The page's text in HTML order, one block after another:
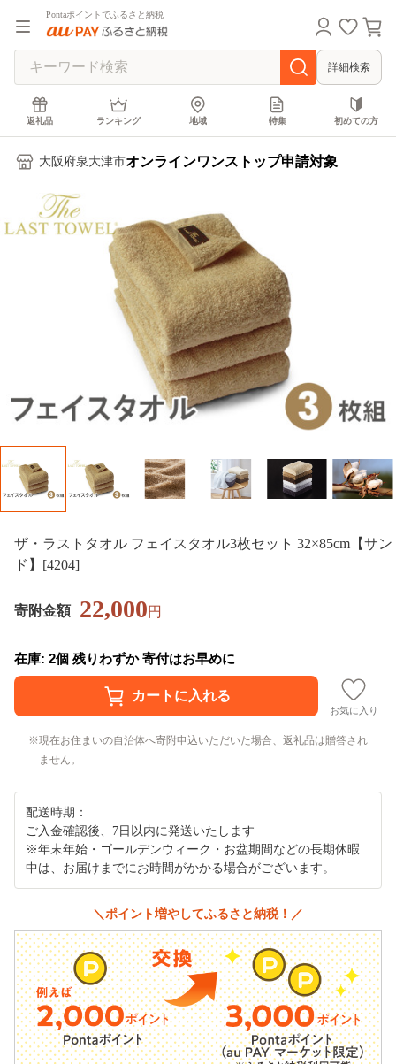
Pontaポイントでふるさと納税
詳細検索
返礼品 ランキング 地域 特集 初めての方
大阪府泉大津市オンラインワンストップ申請対象
ザ・ラストタオル フェイスタオル3枚セット 32×85cm【サン
ド】[4204]
寄附金額 22,000円
在庫: 2個 残りわずか 寄付はお早めに
お気に入り
現在お住まいの自治体へ寄附申込いただいた場合、返礼品は贈答され
ません。
配送時期：
ご入金確認後、7日以内に発送いたします
※年末年始・ゴールデンウィーク・お盆期間などの長期休暇
中は、お届けまでにお時間がかかる場合がございます。
＼ポイント増やしてふるさと納税！／